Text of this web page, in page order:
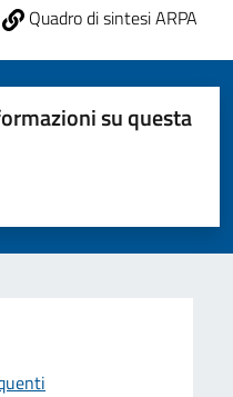
Quadro di sintesi ARPA
su questa
5